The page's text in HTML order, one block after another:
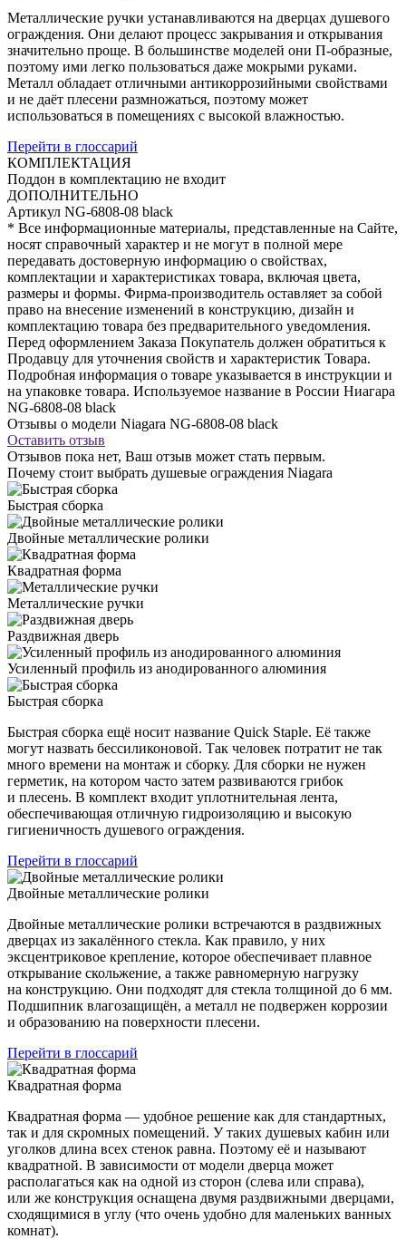
Металлические ручки устанавливаются на дверцах душевого
ограждения. Они делают процесс закрывания и открывания
значительно проще. В большинстве моделей они П-образные,
поэтому ими легко пользоваться даже мокрыми руками.
Металл обладает отличными антикоррозийными свойствами
и не даёт плесени размножаться, поэтому может
использоваться в помещениях с высокой влажностью.
Перейти в глоссарий
КОМПЛЕКТАЦИЯ
Поддон в комплектацию не входит
ДОПОЛНИТЕЛЬНО
Артикул NG-6808-08 black
* Все информационные материалы, представленные на Сайте,
носят справочный характер и не могут в полной мере
передавать достоверную информацию о свойствах,
комплектации и характеристиках товара, включая цвета,
размеры и формы. Фирма-производитель оставляет за собой
право на внесение изменений в конструкцию, дизайн и
комплектацию товара без предварительного уведомления.
Перед оформлением Заказа Покупатель должен обратиться к
Продавцу для уточнения свойств и характеристик Товара.
Подробная информация о товаре указывается в инструкции и
на упаковке товара. Используемое название в России Ниагара
NG-6808-08 black
Отзывы о модели Niagara NG-6808-08 black
Оставить отзыв
Отзывов пока нет, Ваш отзыв может стать первым.
Почему стоит выбрать душевые ограждения Niagara
Быстрая сборка
Двойные металлические ролики
Квадратная форма
Металлические ручки
Раздвижная дверь
Усиленный профиль из анодированного алюминия
Быстрая сборка
Быстрая сборка ещё носит название Quick Staple. Её также
могут назвать бессиликоновой. Так человек потратит не так
много времени на монтаж и сборку. Для сборки не нужен
герметик, на котором часто затем развиваются грибок
и плесень. В комплект входит уплотнительная лента,
обеспечивающая отличную гидроизоляцию и высокую
гигиеничность душевого ограждения.
Перейти в глоссарий
Двойные металлические ролики
Двойные металлические ролики встречаются в раздвижных
дверцах из закалённого стекла. Как правило, у них
эксцентриковое крепление, которое обеспечивает плавное
открывание скольжение, а также равномерную нагрузку
на конструкцию. Они подходят для стекла толщиной до 6 мм.
Подшипник влагозащищён, а металл не подвержен коррозии
и образованию на поверхности плесени.
Перейти в глоссарий
Квадратная форма
Квадратная форма — удобное решение как для стандартных,
так и для скромных помещений. У таких душевых кабин или
уголков длина всех стенок равна. Поэтому её и называют
квадратной. В зависимости от модели дверца может
располагаться как на одной из сторон (слева или справа),
или же конструкция оснащена двумя раздвижными дверцами,
сходящимися в углу (что очень удобно для маленьких ванных
комнат).